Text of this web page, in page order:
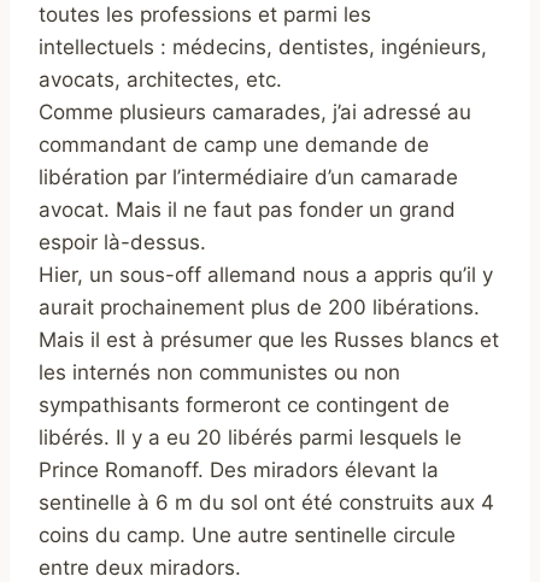
toutes les professions et parmi les
intellectuels : médecins, dentistes, ingénieurs,
avocats, architectes, etc.
Comme plusieurs camarades, j’ai adressé au
commandant de camp une demande de
libération par l’intermédiaire d’un camarade
avocat. Mais il ne faut pas fonder un grand
espoir là-dessus.
Hier, un sous-off allemand nous a appris qu’il y
aurait prochainement plus de 200 libérations.
Mais il est à présumer que les Russes blancs et
les internés non communistes ou non
sympathisants formeront ce contingent de
libérés. Il y a eu 20 libérés parmi lesquels le
Prince Romanoff. Des miradors élevant la
sentinelle à 6 m du sol ont été construits aux 4
coins du camp. Une autre sentinelle circule
entre deux miradors.